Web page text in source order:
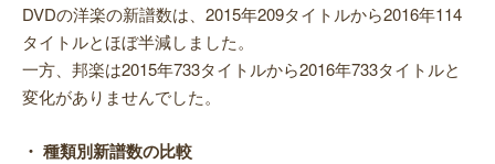
DVDの洋楽の新譜数は、2015年209タイトルから2016年114
タイトルとほぼ半減しました。
一方、邦楽は2015年733タイトルから2016年733タイトルと
変化がありませんでした。
・ 種類別新譜数の比較